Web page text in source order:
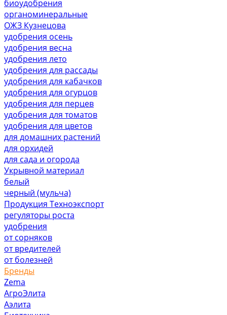
биоудобрения
органоминеральные
ОЖЗ Кузнецова
удобрения осень
удобрения весна
удобрения лето
удобрения для рассады
удобрения для кабачков
удобрения для огурцов
удобрения для перцев
удобрения для томатов
удобрения для цветов
для домашних растений
для орхидей
для сада и огорода
Укрывной материал
белый
черный (мульча)
Продукция Техноэкспорт
регуляторы роста
удобрения
от сорняков
от вредителей
от болезней
Бренды
Zema
АгроЭлита
Аэлита